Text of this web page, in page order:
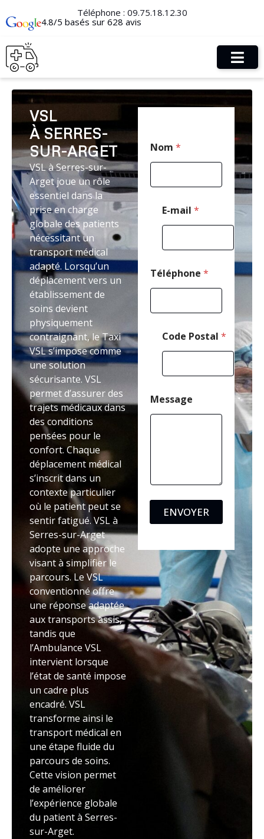
Téléphone : 09.75.18.12.30
4.8/5 basés sur 628 avis
VSL
À SERRES-
SUR-ARGET
VSL à Serres-sur-
Arget joue un rôle
essentiel dans la
prise en charge
globale des patients
nécessitant un
transport médical
adapté. Lorsqu’un
déplacement vers un
établissement de
soins devient
physiquement
contraignant, le Taxi
VSL s’impose comme
une solution
sécurisante. VSL
permet d’assurer des
trajets médicaux dans
des conditions
pensées pour le
confort. Chaque
déplacement médical
s’inscrit dans un
contexte particulier
où le patient peut se
sentir fatigué. VSL à
Serres-sur-Arget
adopte une approche
visant à simplifier le
parcours. Le VSL
conventionné offre
une réponse adaptée
aux transports assis,
tandis que
l’Ambulance VSL
intervient lorsque
l’état de santé impose
un cadre plus
encadré. VSL
transforme ainsi le
transport médical en
une étape fluide du
parcours de soins.
Cette vision permet
de améliorer
l’expérience globale
du patient à Serres-
sur-Arget.
Nom *
E-mail *
Téléphone *
C
d
e
*
*
Code Postal *
Message
ENVOYER